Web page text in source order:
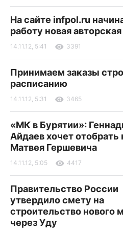
На сайте infpol.ru
работу новая
14.11.12, 5:41 3391
Принимаем заказы
расписанию
14.11.12, 5:31 3465
«МК в Бурятии»:
Айдаев хочет отобрать
Матвея Гершевича
14.11.12, 5:05 4417
Правительство России
утвердило смету на
строительство нового
через Уду